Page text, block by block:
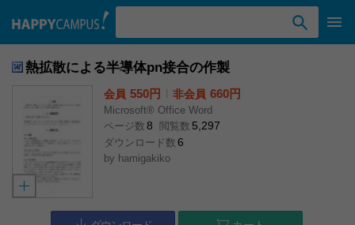
熱拡散による半導体pn接合の作製
会員 550円 非会員 660円
Microsoft® Office Word
ページ数 8 閲覧数 5,297
ダウンロード数 6
by hamigakiko